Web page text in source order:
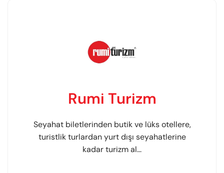
Rumi Turizm
Seyahat biletlerinden butik ve lüks otellere,
turistlik turlardan yurt dışı seyahatlerine
kadar turizm al...